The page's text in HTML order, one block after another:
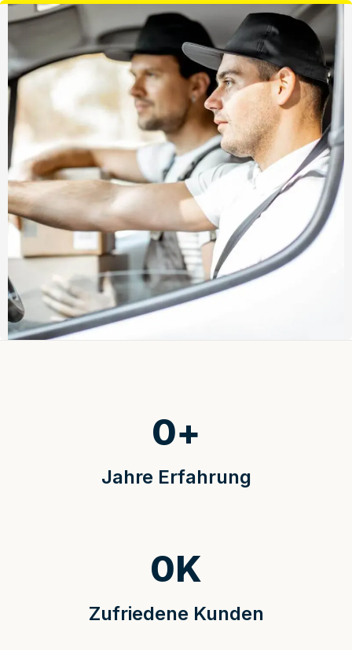
Jahre Erfahrung
0+
Zufriedene Kunden
0K